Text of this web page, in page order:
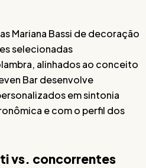
Mariana Bassi de decoração
selecionadas
alinhados ao conceito
Bar desenvolve
em sintonia
e com o perfil dos
vs. concorrentes